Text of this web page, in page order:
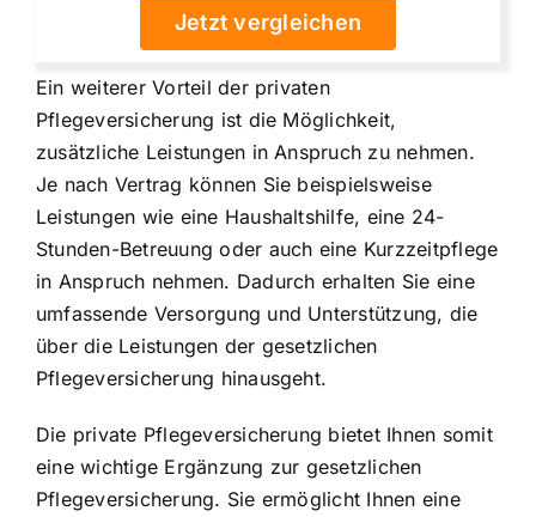
Jetzt vergleichen
Ein weiterer Vorteil der privaten
Pflegeversicherung ist die Möglichkeit,
zusätzliche Leistungen in Anspruch zu nehmen.
Je nach Vertrag können Sie beispielsweise
Leistungen wie eine Haushaltshilfe, eine 24-
Stunden-Betreuung oder auch eine Kurzzeitpflege
in Anspruch nehmen. Dadurch erhalten Sie eine
umfassende Versorgung und Unterstützung, die
über die Leistungen der gesetzlichen
Pflegeversicherung hinausgeht.
Die private Pflegeversicherung bietet Ihnen somit
eine wichtige Ergänzung zur gesetzlichen
Pflegeversicherung. Sie ermöglicht Ihnen eine